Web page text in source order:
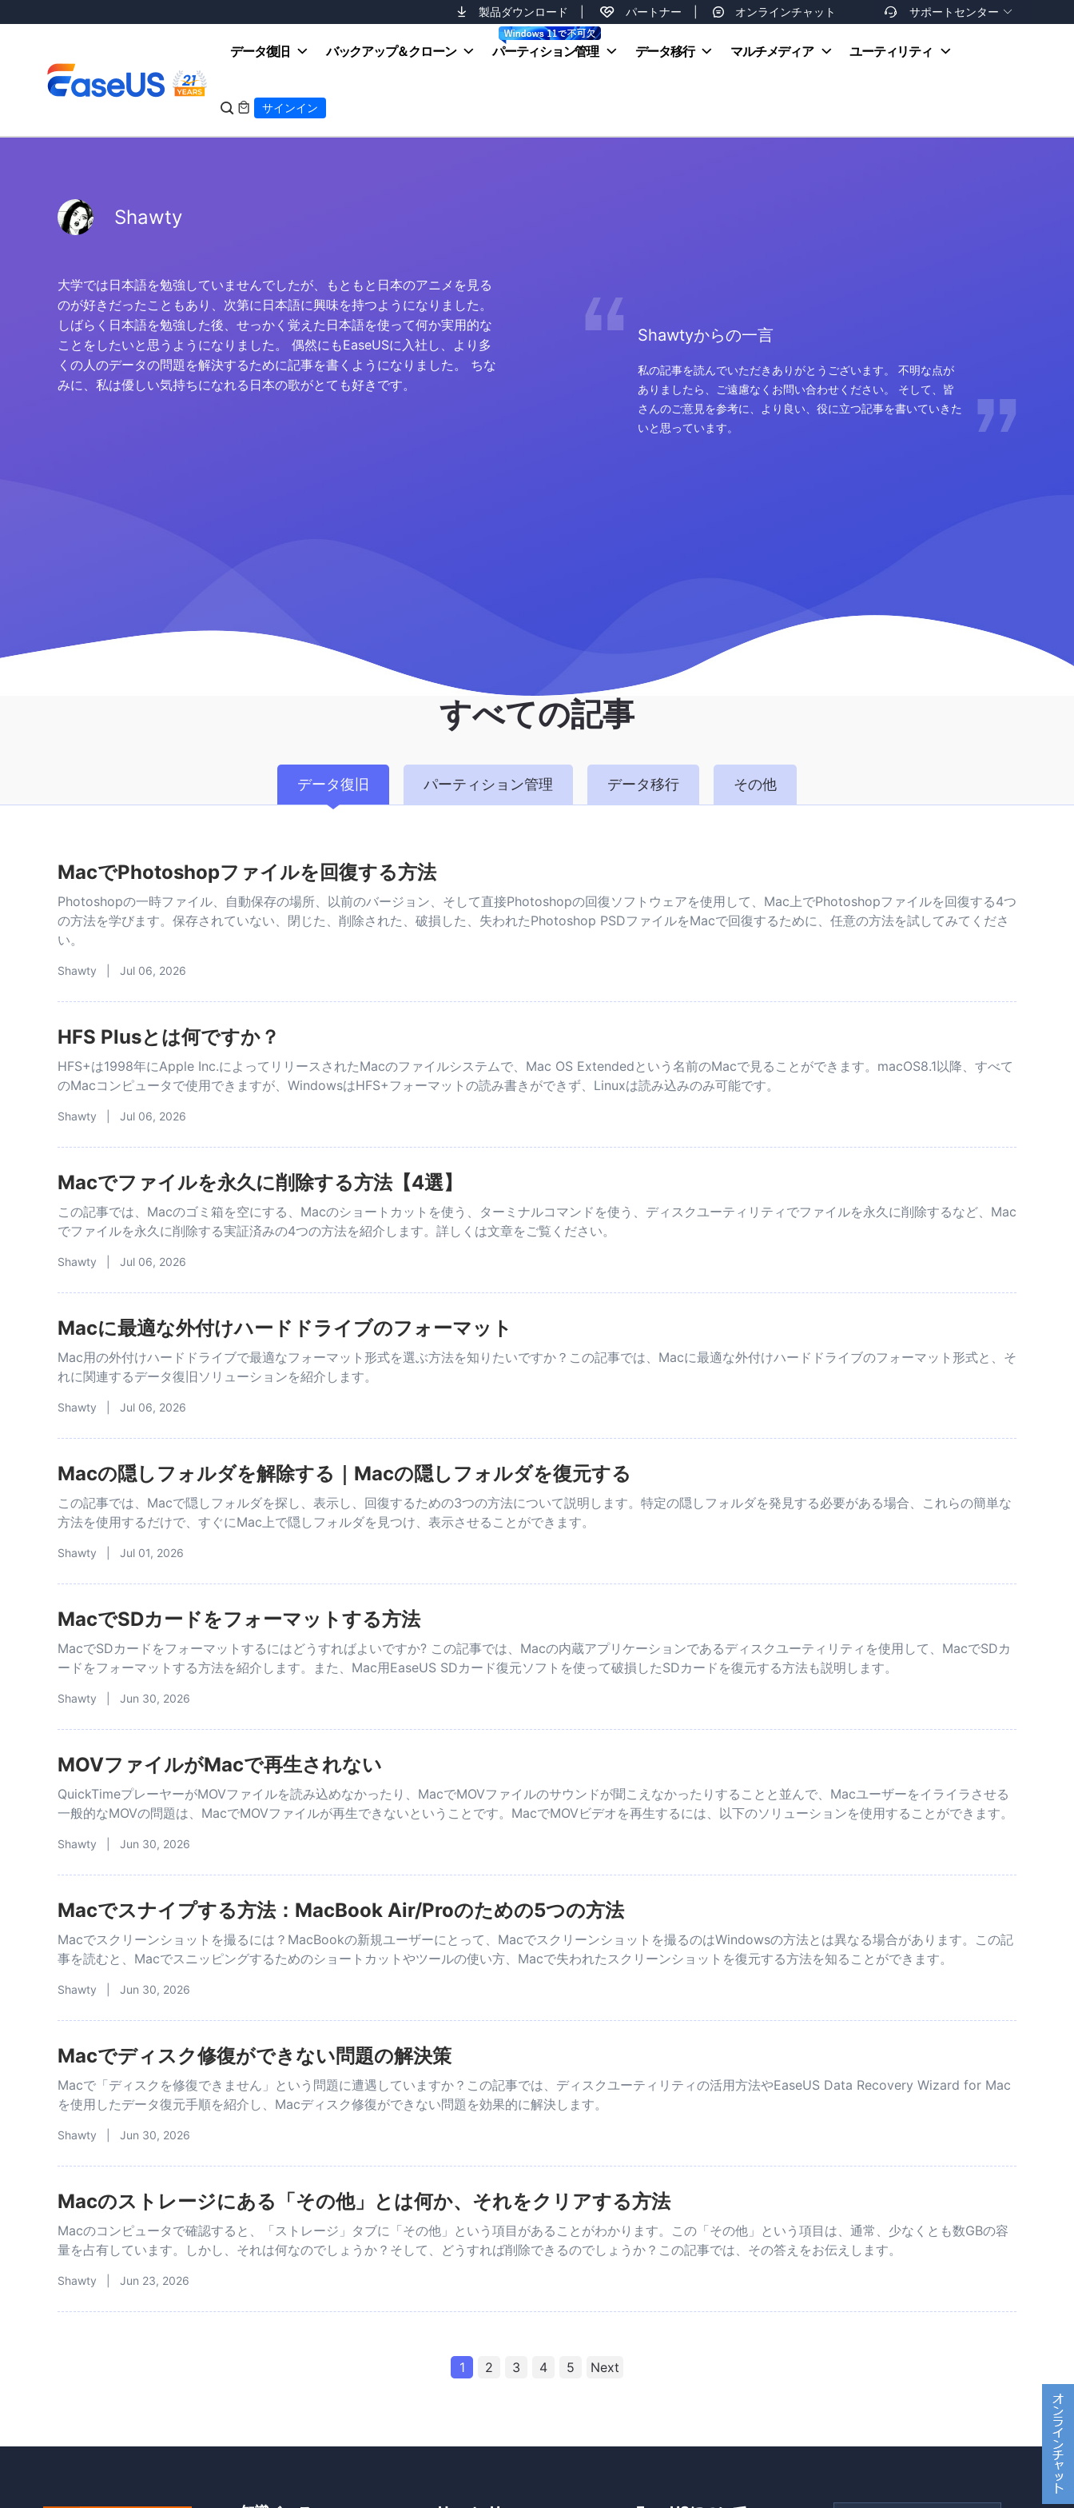
製品ダウンロード パートナー オンラインチャット  サポートセンター 
お支払い方法
データ復旧 バックアップ＆クローン パーティション管理 データ移行 マルチメディア ユーティリティ
  サインイン
Shawty
大学では日本語を勉強していませんでしたが、もともと日本のアニメを見る
のが好きだったこともあり、次第に日本語に興味を持つようになりました。
しばらく日本語を勉強した後、せっかく覚えた日本語を使って何か実用的な
ことをしたいと思うようになりました。 偶然にもEaseUSに入社し、より多
くの人のデータの問題を解決するために記事を書くようになりました。 ちな
みに、私は優しい気持ちになれる日本の歌がとても好きです。
Shawtyからの一言
私の記事を読んでいただきありがとうございます。 不明な点が
ありましたら、ご遠慮なくお問い合わせください。 そして、皆
さんのご意見を参考に、より良い、役に立つ記事を書いていきた
いと思っています。
すべての記事
データ復旧 パーティション管理 データ移行 その他
MacでPhotoshopファイルを回復する方法
Photoshopの一時ファイル、自動保存の場所、以前のバージョン、そして直接Photoshopの回復ソフトウェアを使用して、Mac上でPhotoshopファイルを回復する4つ
の方法を学びます。保存されていない、閉じた、削除された、破損した、失われたPhotoshop PSDファイルをMacで回復するために、任意の方法を試してみてくださ
い。
Shawty | Jul 06, 2026
HFS Plusとは何ですか？
HFS+は1998年にApple Inc.によってリリースされたMacのファイルシステムで、Mac OS Extendedという名前のMacで見ることができます。macOS8.1以降、すべて
のMacコンピュータで使用できますが、WindowsはHFS+フォーマットの読み書きができず、Linuxは読み込みのみ可能です。
Shawty | Jul 06, 2026
Macでファイルを永久に削除する方法【4選】
この記事では、Macのゴミ箱を空にする、Macのショートカットを使う、ターミナルコマンドを使う、ディスクユーティリティでファイルを永久に削除するなど、Mac
でファイルを永久に削除する実証済みの4つの方法を紹介します。詳しくは文章をご覧ください。
Shawty | Jul 06, 2026
Macに最適な外付けハードドライブのフォーマット
Mac用の外付けハードドライブで最適なフォーマット形式を選ぶ方法を知りたいですか？この記事では、Macに最適な外付けハードドライブのフォーマット形式と、そ
れに関連するデータ復旧ソリューションを紹介します。
Shawty | Jul 06, 2026
Macの隠しフォルダを解除する｜Macの隠しフォルダを復元する
この記事では、Macで隠しフォルダを探し、表示し、回復するための3つの方法について説明します。特定の隠しフォルダを発見する必要がある場合、これらの簡単な
方法を使用するだけで、すぐにMac上で隠しフォルダを見つけ、表示させることができます。
Shawty | Jul 01, 2026
MacでSDカードをフォーマットする方法
MacでSDカードをフォーマットするにはどうすればよいですか? この記事では、Macの内蔵アプリケーションであるディスクユーティリティを使用して、MacでSDカ
ードをフォーマットする方法を紹介します。また、Mac用EaseUS SDカード復元ソフトを使って破損したSDカードを復元する方法も説明します。
Shawty | Jun 30, 2026
MOVファイルがMacで再生されない
QuickTimeプレーヤーがMOVファイルを読み込めなかったり、MacでMOVファイルのサウンドが聞こえなかったりすることと並んで、Macユーザーをイライラさせる
一般的なMOVの問題は、MacでMOVファイルが再生できないということです。MacでMOVビデオを再生するには、以下のソリューションを使用することができます。
Shawty | Jun 30, 2026
Macでスナイプする方法：MacBook Air/Proのための5つの方法
Macでスクリーンショットを撮るには？MacBookの新規ユーザーにとって、Macでスクリーンショットを撮るのはWindowsの方法とは異なる場合があります。この記
事を読むと、Macでスニッピングするためのショートカットやツールの使い方、Macで失われたスクリーンショットを復元する方法を知ることができます。
Shawty | Jun 30, 2026
Macでディスク修復ができない問題の解決策
Macで「ディスクを修復できません」という問題に遭遇していますか？この記事では、ディスクユーティリティの活用方法やEaseUS Data Recovery Wizard for Mac
を使用したデータ復元手順を紹介し、Macディスク修復ができない問題を効果的に解決します。
Shawty | Jun 30, 2026
Macのストレージにある「その他」とは何か、それをクリアする方法
Macのコンピュータで確認すると、「ストレージ」タブに「その他」という項目があることがわかります。この「その他」という項目は、通常、少なくとも数GBの容
量を占有しています。しかし、それは何なのでしょうか？そして、どうすれば削除できるのでしょうか？この記事では、その答えをお伝えします。
Shawty | Jun 23, 2026
1 2 3 4 5 Next